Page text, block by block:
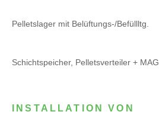
Pelletslager mit Belüftungs-/Befüllltg.
Schichtspeicher, Pelletsverteiler + MAG
INSTALLATION VON